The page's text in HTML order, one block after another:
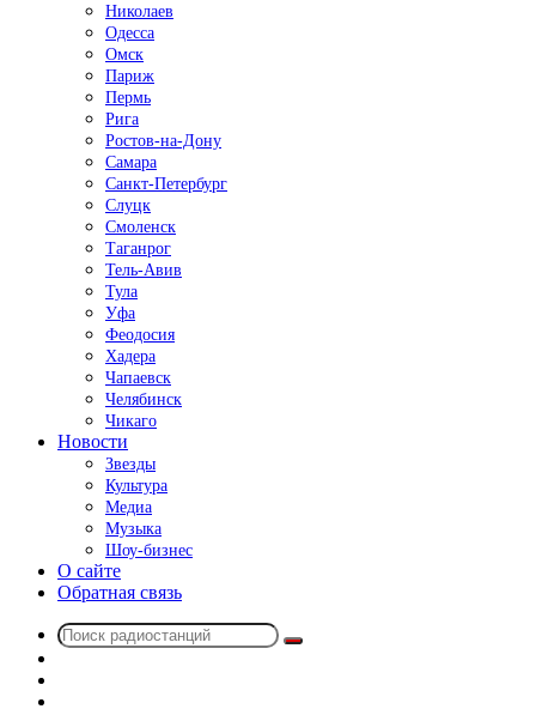
Николаев
Одесса
Омск
Париж
Пермь
Рига
Ростов-на-Дону
Самара
Санкт-Петербург
Слуцк
Смоленск
Таганрог
Тель-Авив
Тула
Уфа
Феодосия
Хадера
Чапаевск
Челябинск
Чикаго
Новости
Звезды
Культура
Медиа
Музыка
Шоу-бизнес
О сайте
Обратная связь
Поиск